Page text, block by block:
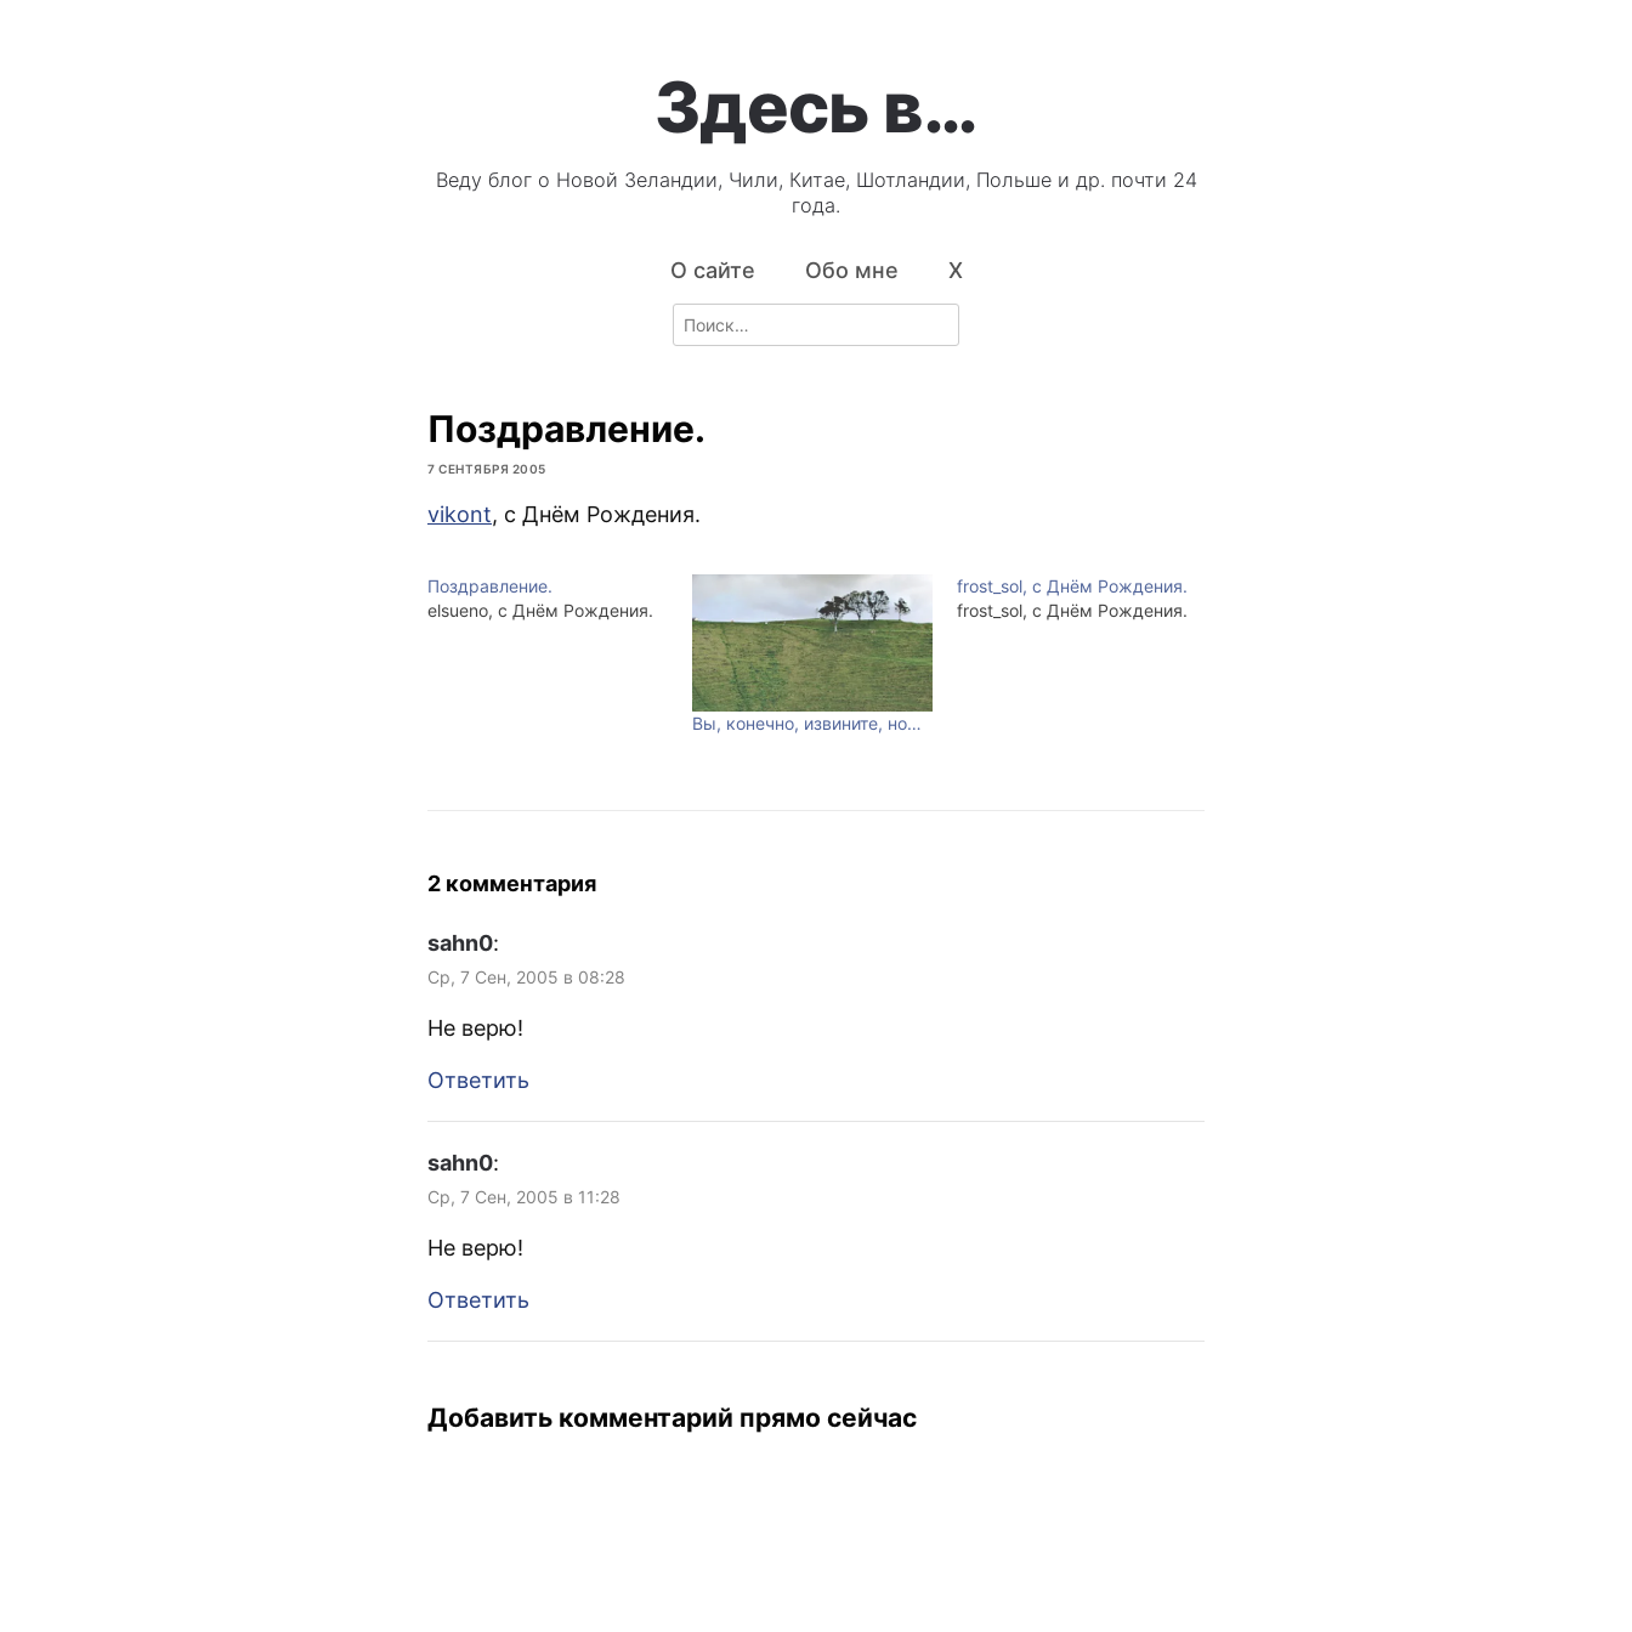
Здесь в…
Веду блог о Новой Зеландии, Чили, Китае, Шотландии, Польше и др. почти 24
года.
О сайте Обо мне X
Search
for:
Поздравление.
7 СЕНТЯБРЯ 2005
vikont, с Днём Рождения.
Поздравление.
elsueno, с Днём Рождения.
Вы, конечно, извините, но…
frost_sol, с Днём Рождения.
frost_sol, с Днём Рождения.
2 комментария
sahn0:
Ср, 7 Сен, 2005 в 08:28
Не верю!
Ответить
sahn0:
Ср, 7 Сен, 2005 в 11:28
Не верю!
Ответить
Добавить комментарий прямо сейчас